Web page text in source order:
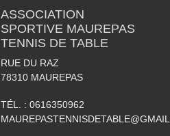
ASSOCIATION
SPORTIVE MAUREPAS
TENNIS DE TABLE
RUE DU RAZ
78310 MAUREPAS
TÉL. : 0616350962